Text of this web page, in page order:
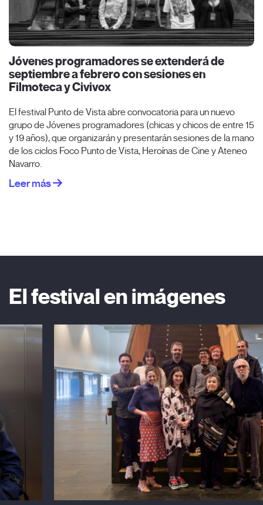
Jóvenes programadores se extenderá de
septiembre a febrero con sesiones en
Filmoteca y Civivox
El festival Punto de Vista abre convocatoria para un nuevo
grupo de Jóvenes programadores (chicas y chicos de entre 15
y 19 años), que organizarán y presentarán sesiones de la mano
de los ciclos Foco Punto de Vista, Heroínas de Cine y Ateneo
Navarro.
Leer más
El festival en imágenes